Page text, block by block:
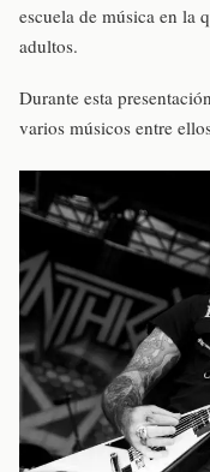
escuela de música en la
adultos.
Durante esta
varios músicos entre